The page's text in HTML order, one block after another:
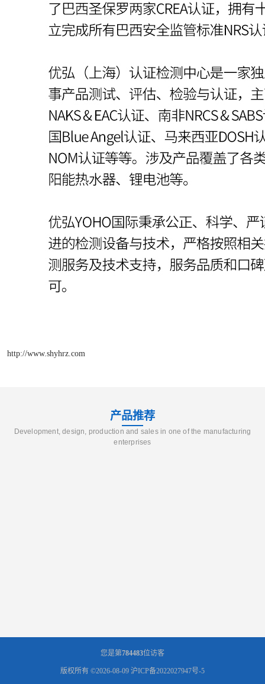
http://www.shyhrz.com
产品推荐
Development, design, production and sales in one of the manufacturing
enterprises
您是第784483位访客
版权所有 ©2026-08-09 沪ICP备2022027947号-5